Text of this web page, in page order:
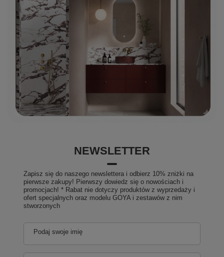
NEWSLETTER
Zapisz się do naszego newslettera i odbierz 10% zniżki na
pierwsze zakupy! Pierwszy dowiedz się o nowościach i
promocjach! * Rabat nie dotyczy produktów z wyprzedaży i
ofert specjalnych oraz modelu GOYA i zestawów z nim
stworzonych
Podaj swoje imię